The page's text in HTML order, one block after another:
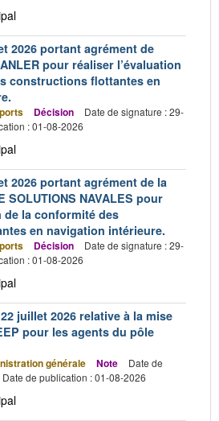
2026 portant agrément de
pour réaliser l’évaluation
constructions flottantes en
Décision
Date de signature : 29-
: 01-08-2026
2026 portant agrément de la
SOLUTIONS NAVALES pour
de la conformité des
en navigation intérieure.
Décision
Date de signature : 29-
: 01-08-2026
juillet 2026 relative à la mise
pour les agents du pôle
générale Note
Date de
Date de publication : 01-08-2026